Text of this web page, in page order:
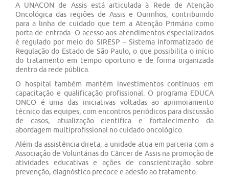
A UNACON de Assis está articulada à Rede de Atenção
Oncológica das regiões de Assis e Ourinhos, contribuindo
para a linha de cuidado que tem a Atenção Primária como
porta de entrada. O acesso aos atendimentos especializados
é regulado por meio do SIRESP – Sistema Informatizado de
Regulação do Estado de São Paulo, o que possibilita o início
do tratamento em tempo oportuno e de forma organizada
dentro da rede pública.
O hospital também mantém investimentos contínuos em
capacitação e qualificação profissional. O programa EDUCA
ONCO é uma das iniciativas voltadas ao aprimoramento
técnico das equipes, com encontros periódicos para discussão
de casos, atualização científica e fortalecimento da
abordagem multiprofissional no cuidado oncológico.
Além da assistência direta, a unidade atua em parceria com a
Associação de Voluntárias do Câncer de Assis na promoção de
atividades educativas e ações de conscientização sobre
prevenção, diagnóstico precoce e adesão ao tratamento.